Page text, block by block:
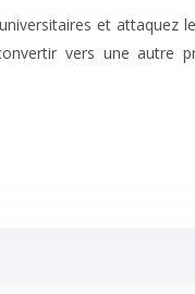
et attaquez
vers une autre